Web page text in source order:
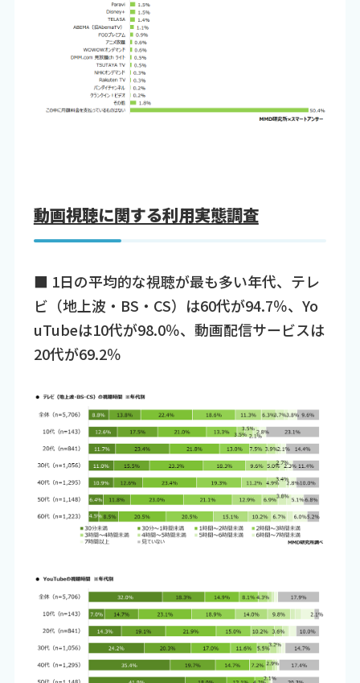
動画視聴に関する利用実態調査
■ 1日の平均的な視聴が最も多い年代、テレ
ビ（地上波・BS・CS）は60代が94.7％、Yo
uTubeは10代が98.0％、動画配信サービスは
20代が69.2％